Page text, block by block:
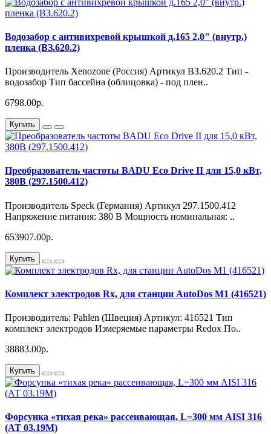
Водозабор с антивихревой крышкой д.165 2,0" (внутр.)
пленка (ВЗ.620.2)
Производитель Xenozone (Россия) Артикул ВЗ.620.2 Тип -
водозабор Тип бассейна (облицовка) - под плен..
6798.00р.
Купить
Преобразователь частоты BADU Eco Drive II для 15,0 кВт,
380В (297.1500.412)
Производитель Speck (Германия) Артикул 297.1500.412
Напряжение питания: 380 В Мощность номинальная: ..
653907.00р.
Купить
Комплект электродов Rx, для станции AutoDos M1 (416521)
Производитель: Pahlen (Швеция) Артикул: 416521 Тип
комплект электродов Измеряемые параметры Redox По..
38883.00р.
Купить
Форсунка «тихая река» рассеивающая, L=300 мм AISI 316
(АТ 03.19М)